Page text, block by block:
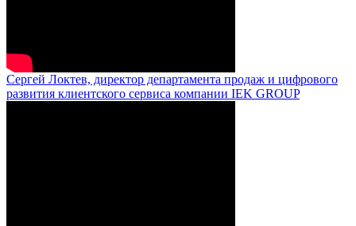
Сергей Локтев, директор департамента продаж и цифрового
развития клиентского сервиса компании IEK GROUP